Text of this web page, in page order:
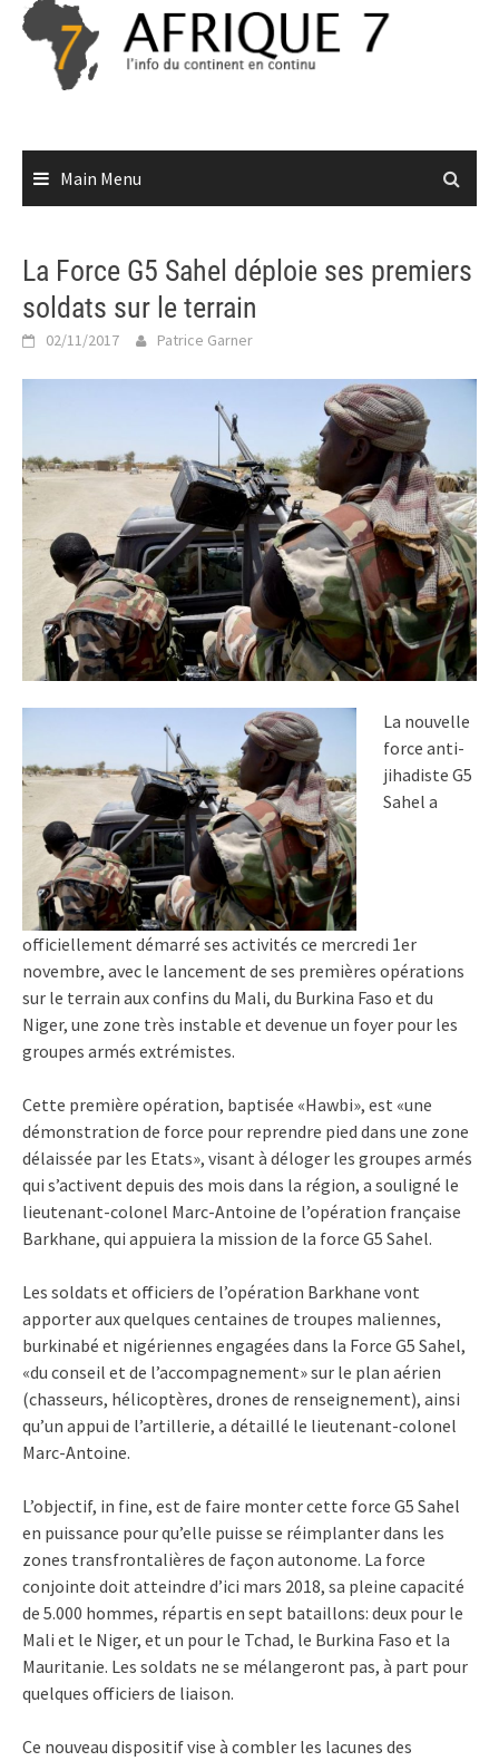
Skip
content
Main Menu
La Force G5 Sahel déploie ses premiers
soldats sur le terrain
02/11/2017 Patrice Garner
La nouvelle
force anti-
jihadiste G5
Sahel a
officiellement démarré ses activités ce mercredi 1er
novembre, avec le lancement de ses premières opérations
sur le terrain aux confins du Mali, du Burkina Faso et du
Niger, une zone très instable et devenue un foyer pour les
groupes armés extrémistes.
Cette première opération, baptisée «Hawbi», est «une
démonstration de force pour reprendre pied dans une zone
délaissée par les Etats», visant à déloger les groupes armés
qui s’activent depuis des mois dans la région, a souligné le
lieutenant-colonel Marc-Antoine de l’opération française
Barkhane, qui appuiera la mission de la force G5 Sahel.
Les soldats et officiers de l’opération Barkhane vont
apporter aux quelques centaines de troupes maliennes,
burkinabé et nigériennes engagées dans la Force G5 Sahel,
«du conseil et de l’accompagnement» sur le plan aérien
(chasseurs, hélicoptères, drones de renseignement), ainsi
qu’un appui de l’artillerie, a détaillé le lieutenant-colonel
Marc-Antoine.
L’objectif, in fine, est de faire monter cette force G5 Sahel
en puissance pour qu’elle puisse se réimplanter dans les
zones transfrontalières de façon autonome. La force
conjointe doit atteindre d’ici mars 2018, sa pleine capacité
de 5.000 hommes, répartis en sept bataillons: deux pour le
Mali et le Niger, et un pour le Tchad, le Burkina Faso et la
Mauritanie. Les soldats ne se mélangeront pas, à part pour
quelques officiers de liaison.
Ce nouveau dispositif vise à combler les lacunes des